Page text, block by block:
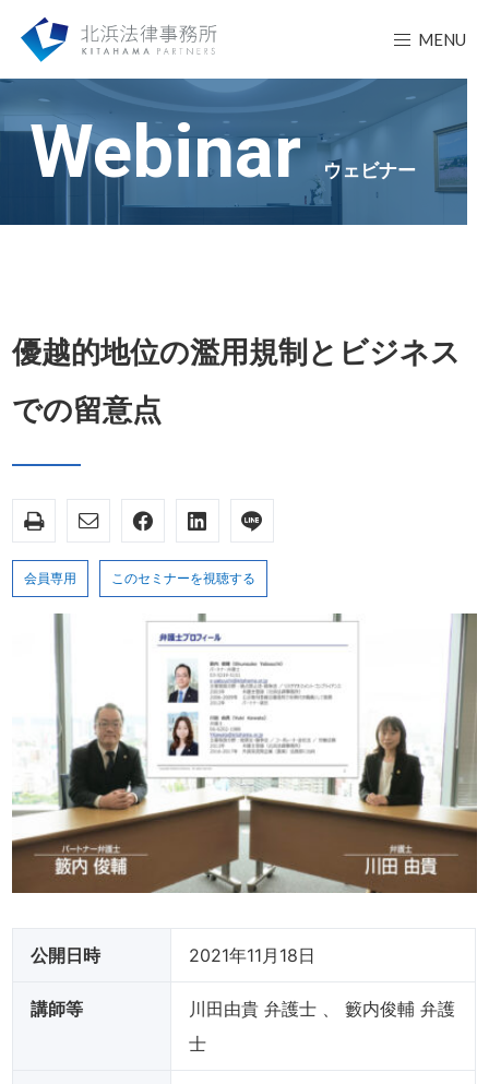
MENU
Webinar ウェビナー
優越的地位の濫用規制とビジネス
での留意点
会員専用 このセミナーを視聴する
公開日時 2021年11月18日
講師等 川田由貴 弁護士 、籔内俊輔 弁護
士